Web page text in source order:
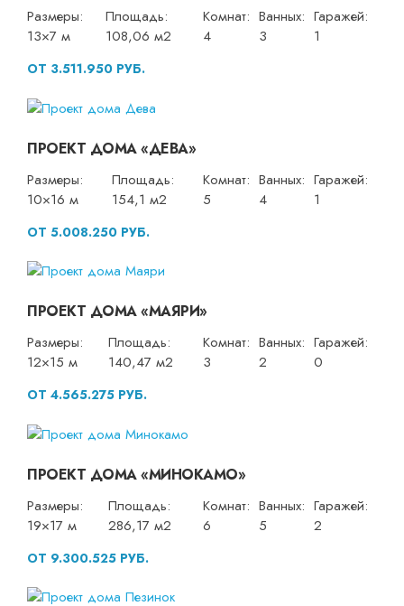
Размеры:
13×7 м
Площадь:
108,06 м2
Комнат:
4
Ванных:
3
Гаражей:
1
ОТ 3.511.950 РУБ.
ПРОЕКТ ДОМА «ДЕВА»
Размеры:
10×16 м
Площадь:
154,1 м2
Комнат:
5
Ванных:
4
Гаражей:
1
ОТ 5.008.250 РУБ.
ПРОЕКТ ДОМА «МАЯРИ»
Размеры:
12×15 м
Площадь:
140,47 м2
Комнат:
3
Ванных:
2
Гаражей:
0
ОТ 4.565.275 РУБ.
ПРОЕКТ ДОМА «МИНОКАМО»
Размеры:
19×17 м
Площадь:
286,17 м2
Комнат:
6
Ванных:
5
Гаражей:
2
ОТ 9.300.525 РУБ.